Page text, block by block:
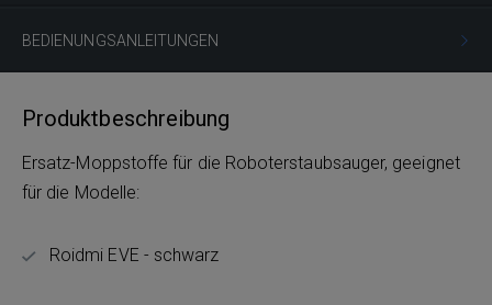
BEDIENUNGSANLEITUNGEN
Produktbeschreibung
Ersatz-Moppstoffe für die Roboterstaubsauger, geeignet
für die Modelle:
Roidmi EVE - schwarz